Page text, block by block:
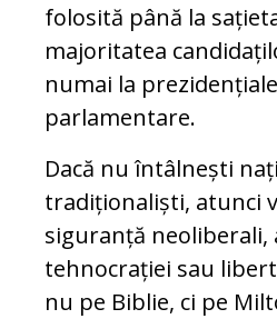
folosită până la
majoritatea
numai la
parlamentare.
Dacă nu întâlnești
tradiționaliști, atunci
siguranță neoliberali,
tehnocrației sau
nu pe Biblie, ci pe